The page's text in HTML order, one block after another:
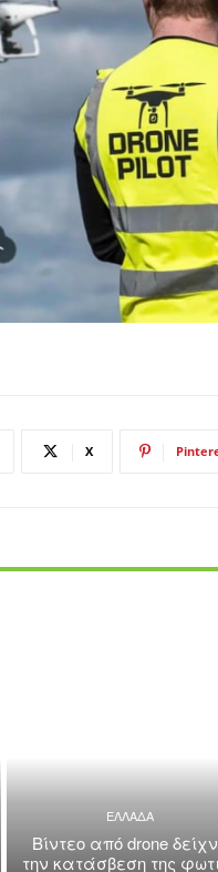
X
ΕΛΛΑΔΑ
Βίντεο από drone
την κατάσβεση της